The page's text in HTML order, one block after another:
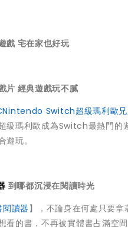
戲 宅在家也好玩
片 經典遊戲玩不膩
Switch超級瑪利歐
級瑪利歐成為Switch最熱門的
遊玩。
到哪都沉浸在閱讀時光
讀器 】，不論身在何處只要拿
看的書，不再被實體書占滿空